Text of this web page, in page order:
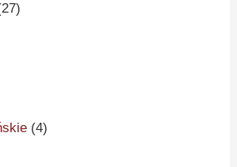
(4)